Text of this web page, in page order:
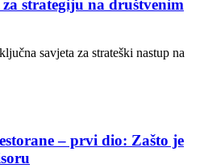
strategiju na društvenim
savjeta za strateški nastup na
– prvi dio: Zašto je